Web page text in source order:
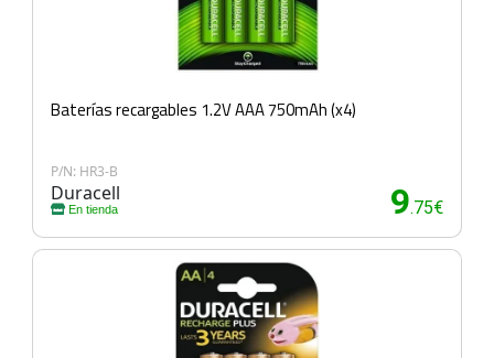
Baterías recargables 1.2V AAA 750mAh (x4)
P/N: HR3-B
Duracell
En tienda 9.75€